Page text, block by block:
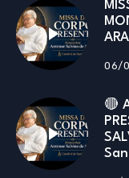
06/
🔴